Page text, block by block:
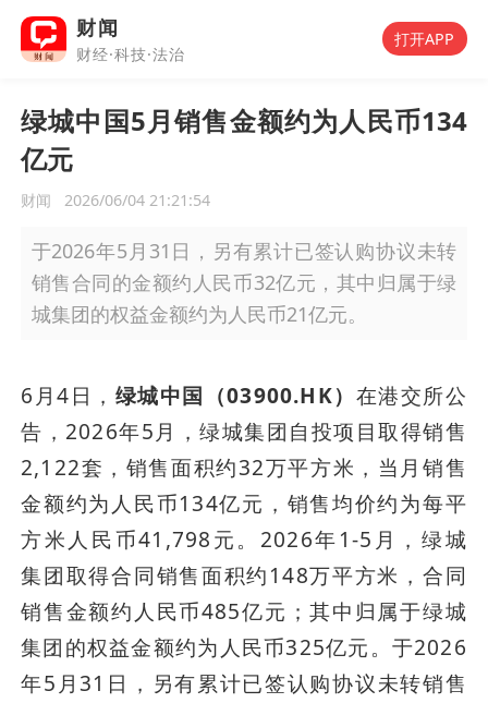
财闻
财经·科技·法治
打开APP
绿城中国5月销售金额约为人民币134
亿元
财闻 2026/06/04 21:21:54
于2026年5月31日，另有累计已签认购协议未转
销售合同的金额约人民币32亿元，其中归属于绿
城集团的权益金额约为人民币21亿元。
6月4日， 绿城中国（03900.HK） 在港交所公
告，2026年5月，绿城集团自投项目取得销售
2,122套，销售面积约32万平方米，当月销售
金额约为人民币134亿元，销售均价约为每平
方米人民币41,798元。2026年1-5月，绿城
集团取得合同销售面积约148万平方米，合同
销售金额约人民币485亿元；其中归属于绿城
集团的权益金额约为人民币325亿元。于2026
年5月31日，另有累计已签认购协议未转销售